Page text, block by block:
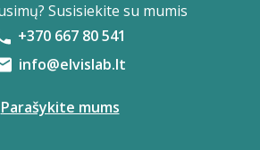
Susisiekite su mumis
+370 667 80 541
info@elvislab.lt
Parašykite mums